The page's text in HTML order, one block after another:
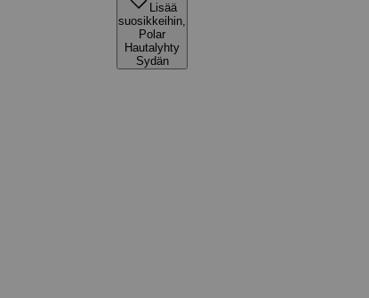
Lisää
suosikkeihin,
Polar
Hautalyhty
Sydän